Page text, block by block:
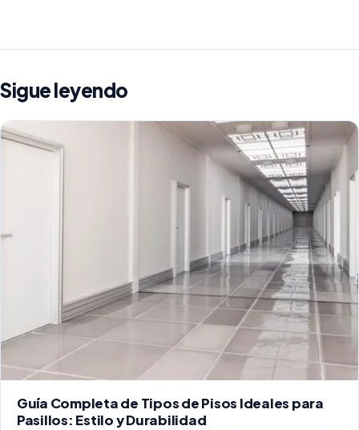
Sigue leyendo
Guía Completa de Tipos de Pisos Ideales para
Pasillos: Estilo y Durabilidad